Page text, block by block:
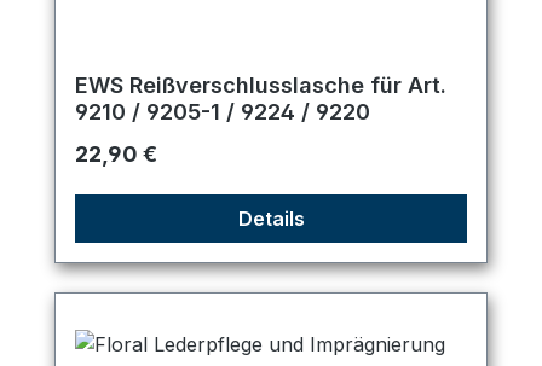
EWS Reißverschlusslasche für Art.
9210 / 9205-1 / 9224 / 9220
Regulärer Preis:
22,90 €
Details